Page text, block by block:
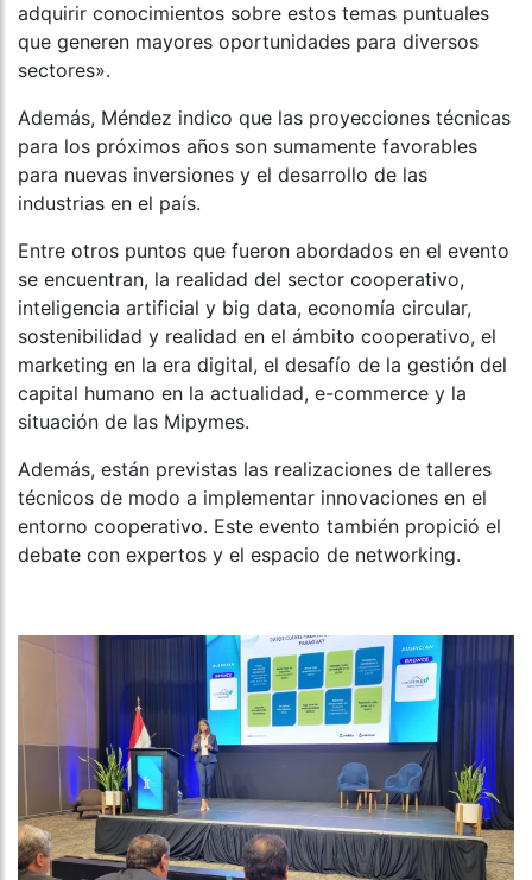
adquirir conocimientos sobre estos temas puntuales
que generen mayores oportunidades para diversos
sectores».
Además, Méndez indico que las proyecciones técnicas
para los próximos años son sumamente favorables
para nuevas inversiones y el desarrollo de las
industrias en el país.
Entre otros puntos que fueron abordados en el evento
se encuentran, la realidad del sector cooperativo,
inteligencia artificial y big data, economía circular,
sostenibilidad y realidad en el ámbito cooperativo, el
marketing en la era digital, el desafío de la gestión del
capital humano en la actualidad, e-commerce y la
situación de las Mipymes.
Además, están previstas las realizaciones de talleres
técnicos de modo a implementar innovaciones en el
entorno cooperativo. Este evento también propició el
debate con expertos y el espacio de networking.